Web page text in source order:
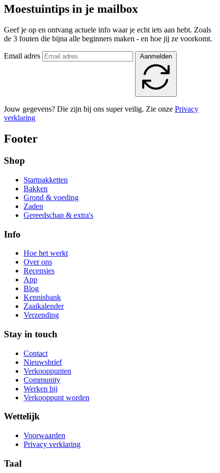
Moestuintips in je mailbox
Geef je op en ontvang actuele info waar je echt iets aan hebt. Zoals
de 3 fouten die bijna alle beginners maken - en hoe jij ze voorkomt.
Email adres Aanmelden
Jouw gegevens? Die zijn bij ons super veilig. Zie onze Privacy
verklaring
Footer
Shop
Startpakketten
Bakken
Grond & voeding
Zaden
Gereedschap & extra's
Info
Hoe het werkt
Over ons
Recensies
App
Blog
Kennisbank
Zaaikalender
Verzending
Stay in touch
Contact
Nieuwsbrief
Verkooppunten
Community
Werken bij
Verkooppunt worden
Wettelijk
Voorwaarden
Privacy verklaring
Taal